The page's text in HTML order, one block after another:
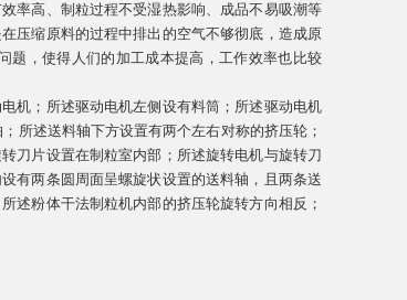
率高、制粒过程不受湿热影响、成品不易吸潮等
压缩原料的过程中排出的空气不够彻底，造成原
题，使得人们的加工成本提高，工作效率也比较
机；所述驱动电机左侧设有料筒；所述驱动电机
所述送料轴下方设置有两个左右对称的挤压轮；
刀片设置在制粒室内部；所述旋转电机与旋转刀
有两条圆周面呈螺旋状设置的送料轴，且两条送
述粉体干法制粒机内部的挤压轮旋转方向相反；